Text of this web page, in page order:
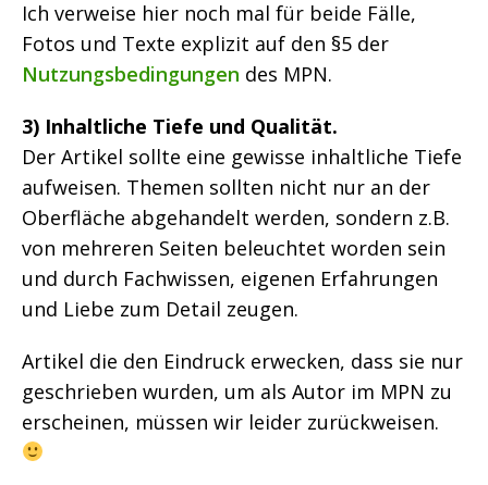
Ich verweise hier noch mal für beide Fälle,
Fotos und Texte explizit auf den §5 der
Nutzungsbedingungen des MPN.
3) Inhaltliche Tiefe und Qualität.
Der Artikel sollte eine gewisse inhaltliche Tiefe
aufweisen. Themen sollten nicht nur an der
Oberfläche abgehandelt werden, sondern z.B.
von mehreren Seiten beleuchtet worden sein
und durch Fachwissen, eigenen Erfahrungen
und Liebe zum Detail zeugen.
Artikel die den Eindruck erwecken, dass sie nur
geschrieben wurden, um als Autor im MPN zu
erscheinen, müssen wir leider zurückweisen.